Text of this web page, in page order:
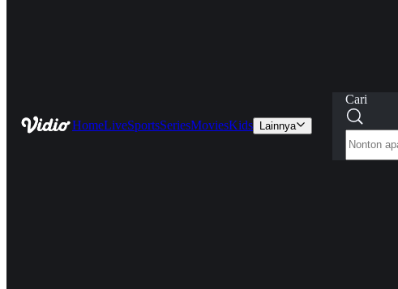
HomeLiveSportsSeriesMoviesKids Lainnya
Cari